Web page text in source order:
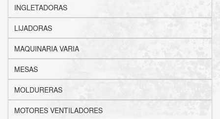
INGLETADORAS
LIJADORAS
MAQUINARIA VARIA
MESAS
MOLDURERAS
MOTORES VENTILADORES